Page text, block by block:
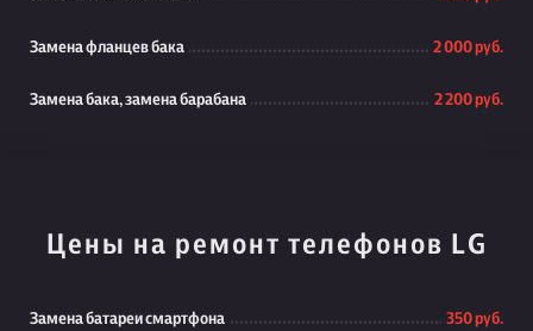
Замена фланцев бака 2 000 руб.
Замена бака, замена барабана 2 200 руб.
Цены на ремонт телефонов LG
Замена батареи смартфона 350 руб.